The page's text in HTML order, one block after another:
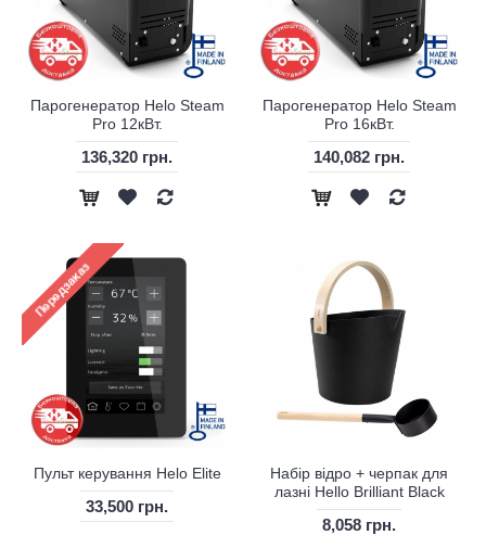
Парогенератор Helo Steam
Pro 12кВт.
136,320 грн.
Парогенератор Helo Steam
Pro 16кВт.
140,082 грн.
Пульт керування Helo Elite
33,500 грн.
Набір відро + черпак для
лазні Hello Brilliant Black
8,058 грн.